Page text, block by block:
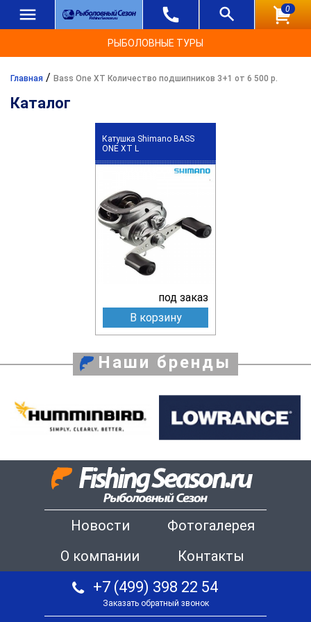
0
РЫБОЛОВНЫЕ ТУРЫ
Главная / Bass One XT Количество подшипников 3+1 от 6 500 р.
Каталог
Катушка Shimano BASS
ONE XT L
под заказ
В корзину
Наши бренды
Новости
Фотогалерея
О компании
Контакты
+7 (499) 398 22 54
Заказать обратный звонок